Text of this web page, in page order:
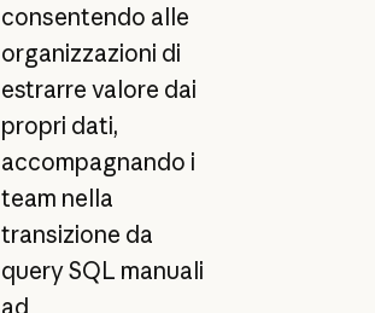
consentendo alle
organizzazioni di
estrarre valore dai
propri dati,
accompagnando i
team nella
transizione da
query SQL manuali
ad